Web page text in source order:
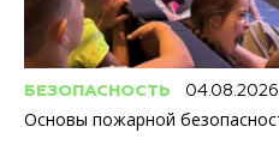
БЕЗОПАСНОСТЬ
Основы пожарной